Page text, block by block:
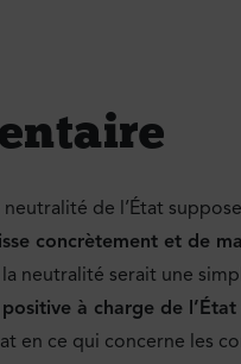
neutralité de l’État
concrètement et de
neutralité serait une
à charge de l’État
en ce qui concerne les